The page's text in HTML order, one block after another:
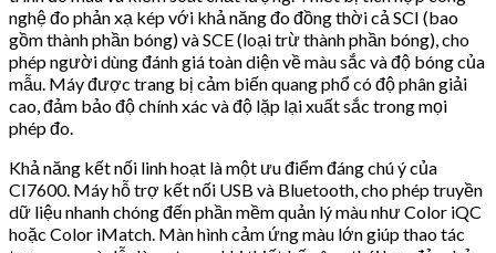
nghệ đo phản xạ kép với khả năng đo đồng thời cả SCI (bao
gồm thành phần bóng) và SCE (loại trừ thành phần bóng), cho
phép người dùng đánh giá toàn diện về màu sắc và độ bóng của
mẫu. Máy được trang bị cảm biến quang phổ có độ phân giải
cao, đảm bảo độ chính xác và độ lặp lại xuất sắc trong mọi
phép đo.
Khả năng kết nối linh hoạt là một ưu điểm đáng chú ý của
CI7600. Máy hỗ trợ kết nối USB và Bluetooth, cho phép truyền
dữ liệu nhanh chóng đến phần mềm quản lý màu như Color iQC
hoặc Color iMatch. Màn hình cảm ứng màu lớn giúp thao tác